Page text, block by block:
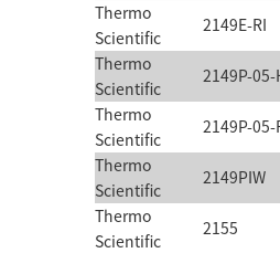
Thermo
Scientific
2149E-RI
Thermo
Scientific
2149P-05-
Thermo
Scientific
2149P-05-
Thermo
Scientific
2149PIW
Thermo
Scientific
2155